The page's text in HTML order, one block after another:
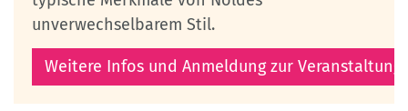
unverwechselbarem Stil.
Weitere Infos und Anmeldung zur Veranstaltung